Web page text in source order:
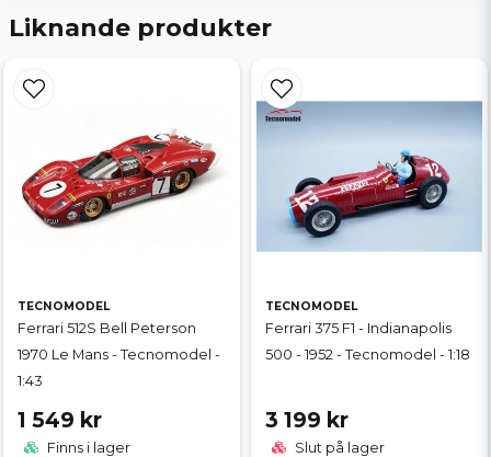
Liknande produkter
TECNOMODEL
Ferrari 512S Bell Peterson
1970 Le Mans - Tecnomodel -
1:43
1 549 kr
Finns i lager
TECNOMODEL
Ferrari 375 F1 - Indianapolis
500 - 1952 - Tecnomodel - 1:18
3 199 kr
Slut på lager